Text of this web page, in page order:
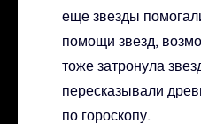
еще звезды
помощи звезд,
тоже затронула
пересказывали
по гороскопу.